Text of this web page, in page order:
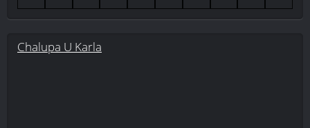
Chalupa U Karla